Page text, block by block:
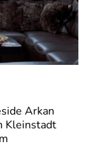
Arkan
Kleinstadt